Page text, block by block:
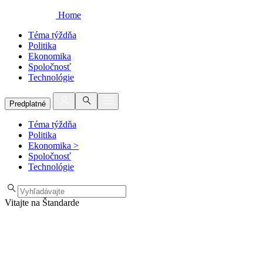
Home
Téma týždňa
Politika
Ekonomika
Spoločnosť
Technológie
Predplatné
Téma týždňa
Politika
Ekonomika >
Spoločnosť
Technológie
Vitajte na Štandarde